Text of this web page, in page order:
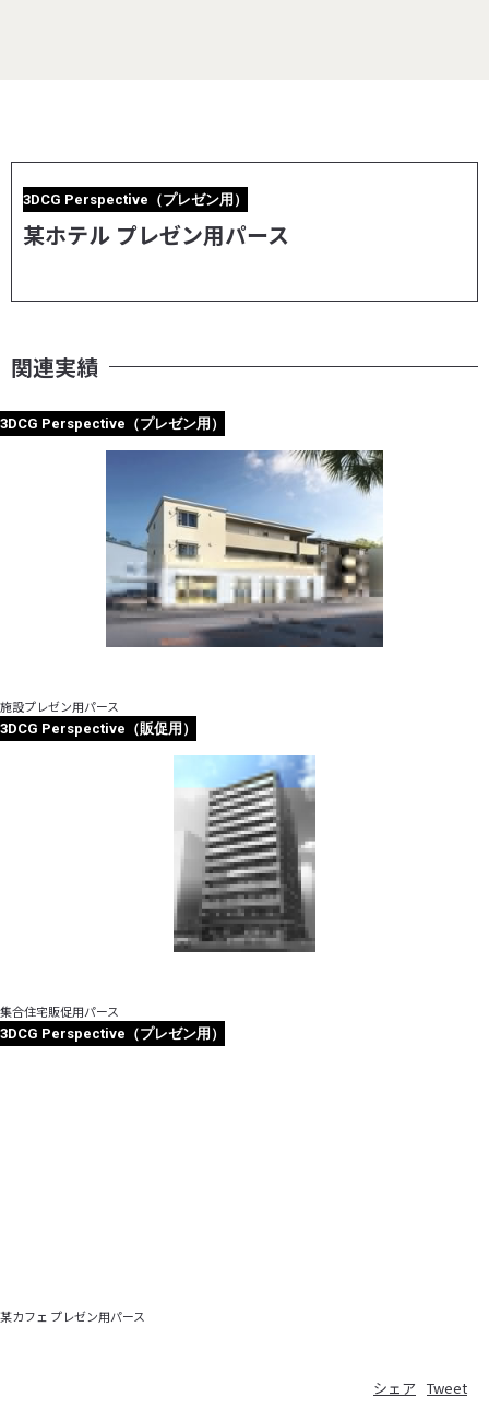
3DCG Perspective（プレゼン用）
某ホテル プレゼン用パース
関連実績
3DCG Perspective（プレゼン用）
施設プレゼン用パース
3DCG Perspective（販促用）
集合住宅販促用パース
3DCG Perspective（プレゼン用）
某カフェ プレゼン用パース
シェア Tweet